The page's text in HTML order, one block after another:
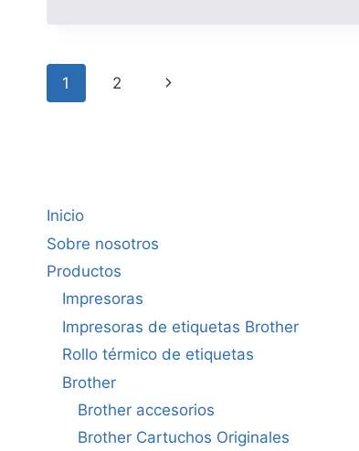
664XL
Page
1 2
Next
Inicio
Sobre nosotros
Productos
Impresoras
Impresoras de etiquetas Brother
Rollo térmico de etiquetas
Brother
Brother accesorios
Brother Cartuchos Originales